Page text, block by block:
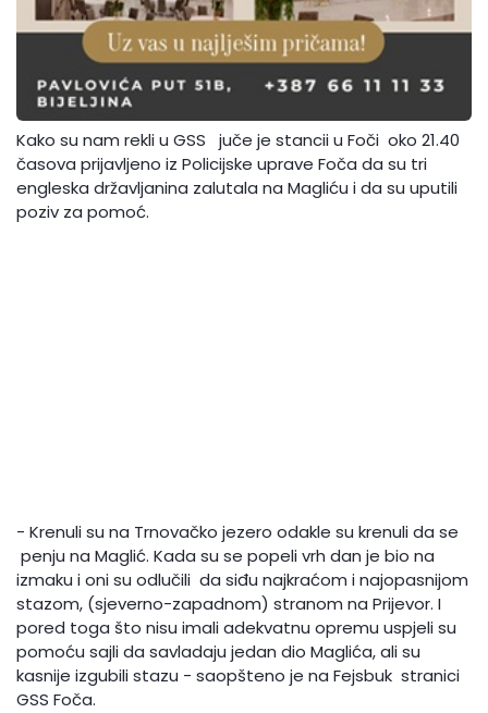
Kako su nam rekli u GSS juče je stancii u Foči oko 21.40
časova prijavljeno iz Policijske uprave Foča da su tri
engleska državljanina zalutala na Magliću i da su uputili
poziv za pomoć.
- Krenuli su na Trnovačko jezero odakle su krenuli da se
penju na Maglić. Kada su se popeli vrh dan je bio na
izmaku i oni su odlučili da siđu najkraćom i najopasnijom
stazom, (sjeverno-zapadnom) stranom na Prijevor. I
pored toga što nisu imali adekvatnu opremu uspjeli su
pomoću sajli da savladaju jedan dio Maglića, ali su
kasnije izgubili stazu - saopšteno je na Fejsbuk stranici
GSS Foča.